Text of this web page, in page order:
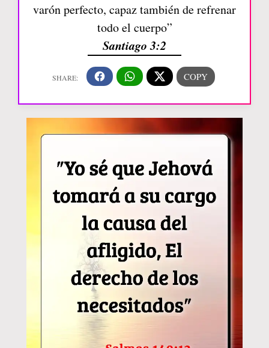
varón perfecto, capaz también de refrenar
todo el cuerpo”
Santiago 3:2